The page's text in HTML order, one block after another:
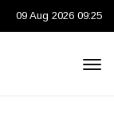
09 Aug 2026 09:25